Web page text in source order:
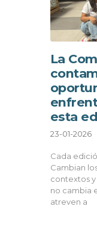
La
esta
23-01-2026
Cada
Cambian
contextos
no cambia
atreven a